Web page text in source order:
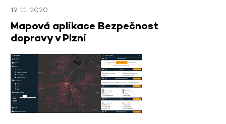
19. 11. 2020
Mapová aplikace Bezpečnost
dopravy v Plzni